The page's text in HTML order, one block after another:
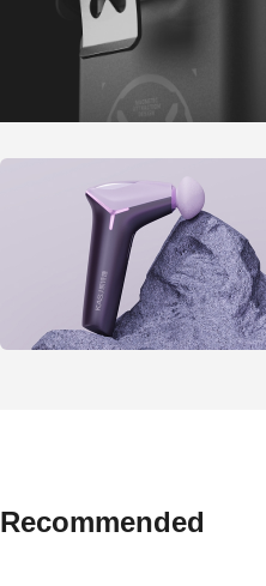
Recommended